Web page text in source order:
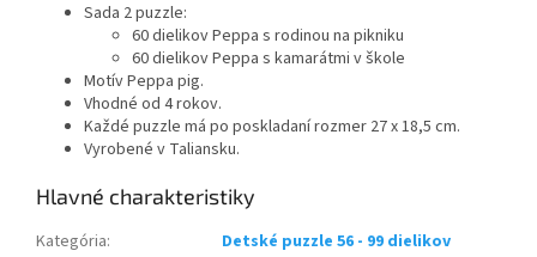
Sada 2 puzzle:
60 dielikov Peppa s rodinou na pikniku
60 dielikov Peppa s kamarátmi v škole
Motív Peppa pig.
Vhodné od 4 rokov.
Každé puzzle má po poskladaní rozmer 27 x 18,5 cm.
Vyrobené v Taliansku.
Kategória:
Detské puzzle 56 - 99 dielikov